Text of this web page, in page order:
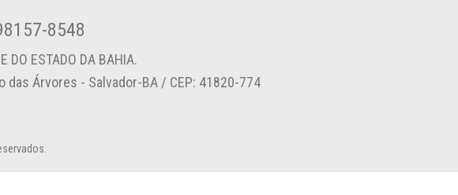
8548
DO ESTADO DA BAHIA.
das Árvores - Salvador-BA / CEP: 41820-774